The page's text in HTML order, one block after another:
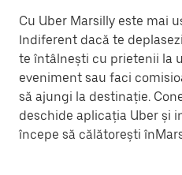
Cu Uber Marsilly este mai
Indiferent dacă te
te întâlnești cu prietenii la
eveniment sau faci
să ajungi la destinație.
deschide aplicația Uber și
începe să călătorești